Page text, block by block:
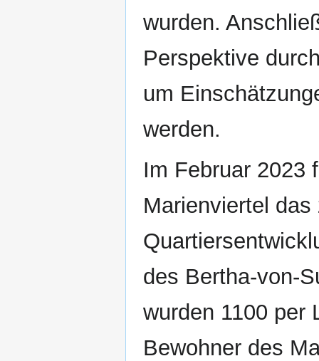
wurden.
Perspektive
um
werden.
Im Februar 2023
Marienviertel
des Bertha-von-
wurden 1100 per
Bewohner des